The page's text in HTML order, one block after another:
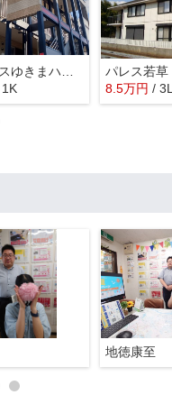
レオパレスゆきまハイツ
パレス若草
8.5万円 /
地徳康至